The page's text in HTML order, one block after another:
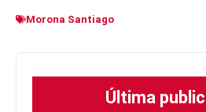
Morona Santiago
Última